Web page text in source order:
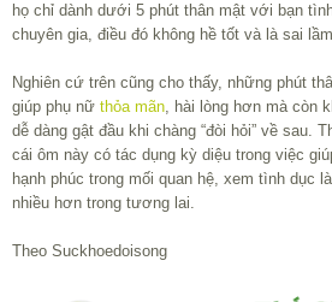
họ chỉ dành dưới 5 phút thân mật với bạn
chuyên gia, điều đó không hề tốt và là sai
Nghiên cứ trên cũng cho thấy, những phút
giúp phụ nữ thỏa mãn, hài lòng hơn mà còn
dễ dàng gật đầu khi chàng “đòi hỏi” về sau.
cái ôm này có tác dụng kỳ diệu trong việc
hạnh phúc trong mối quan hệ, xem tình dục
nhiều hơn trong tương lai.
Theo Suckhoedoisong